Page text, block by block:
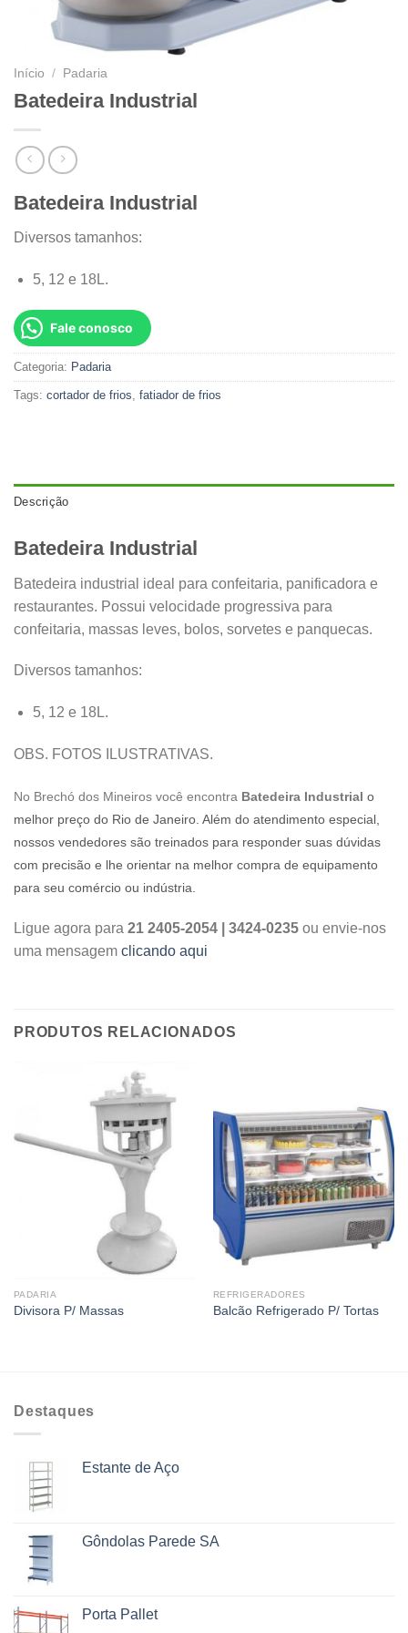
Início / Padaria
Batedeira Industrial
Batedeira Industrial
Diversos tamanhos:
5, 12 e 18L.
Fale conosco
Categoria: Padaria
Tags: cortador de frios fatiador de frios
Descrição
Batedeira Industrial
Batedeira industrial ideal para confeitaria, panificadora e
restaurantes. Possui velocidade progressiva para
confeitaria, massas leves, bolos, sorvetes e panquecas.
Diversos tamanhos:
5, 12 e 18L.
OBS. FOTOS ILUSTRATIVAS.
No Brechó dos Mineiros você encontra Batedeira Industrial o
melhor preço do Rio de Janeiro. Além do atendimento especial,
nossos vendedores são treinados para responder suas dúvidas
com precisão e lhe orientar na melhor compra de equipamento
para seu comércio ou indústria.
Ligue agora para 21 2405-2054 | 3424-0235 ou envie-nos
uma mensagem clicando aqui
PRODUTOS RELACIONADOS
PADARIA
Divisora P/ Massas
REFRIGERADORES
Balcão Refrigerado P/ Tortas
Destaques
Estante de Aço
Gôndolas Parede SA
Porta Pallet